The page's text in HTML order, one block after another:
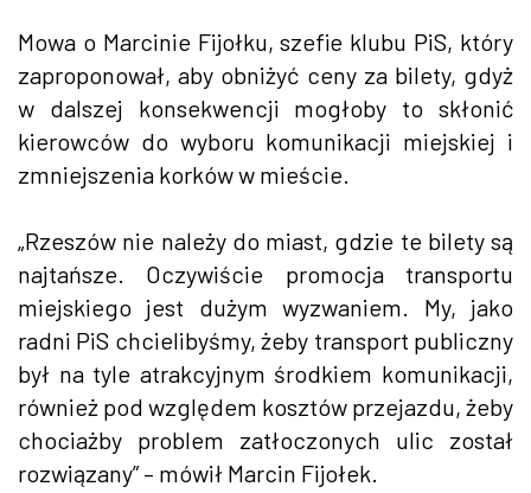
Mowa o Marcinie Fijołku, szefie klubu PiS, który
zaproponował, aby obniżyć ceny za bilety, gdyż
w dalszej konsekwencji mogłoby to skłonić
kierowców do wyboru komunikacji miejskiej i
zmniejszenia korków w mieście.
„Rzeszów nie należy do miast, gdzie te bilety są
najtańsze. Oczywiście promocja transportu
miejskiego jest dużym wyzwaniem. My, jako
radni PiS chcielibyśmy, żeby transport publiczny
był na tyle atrakcyjnym środkiem komunikacji,
również pod względem kosztów przejazdu, żeby
chociażby problem zatłoczonych ulic został
rozwiązany” – mówił Marcin Fijołek.